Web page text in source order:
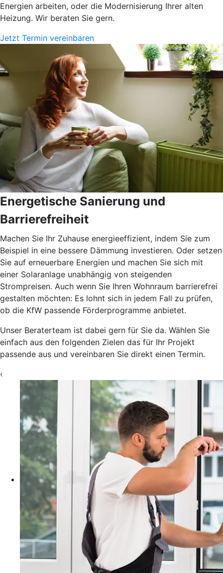
Energien arbeiten, oder die Modernisierung Ihrer alten
Heizung. Wir beraten Sie gern.
Jetzt Termin vereinbaren
Energetische Sanierung und
Barrierefreiheit
Machen Sie Ihr Zuhause energieeffizient, indem Sie zum
Beispiel in eine bessere Dämmung investieren. Oder setzen
Sie auf erneuerbare Energien und machen Sie sich mit
einer Solaranlage unabhängig von steigenden
Strompreisen. Auch wenn Sie Ihren Wohnraum barrierefrei
gestalten möchten: Es lohnt sich in jedem Fall zu prüfen,
ob die KfW passende Förderprogramme anbietet.
Unser Beraterteam ist dabei gern für Sie da. Wählen Sie
einfach aus den folgenden Zielen das für Ihr Projekt
passende aus und vereinbaren Sie direkt einen Termin.
‹